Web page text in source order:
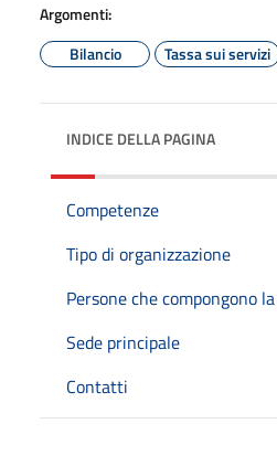
Argomenti:
Bilancio
Tassa sui servizi
INDICE DELLA PAGINA
Competenze
Tipo di organizzazione
Persone che compongono
Sede principale
Contatti